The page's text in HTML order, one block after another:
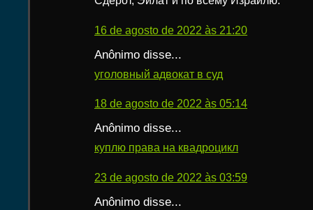
16 de agosto de 2022 às 21:20
Anônimo disse...
уголовный адвокат в суд
18 de agosto de 2022 às 05:14
Anônimo disse...
куплю права на квадроцикл
23 de agosto de 2022 às 03:59
Anônimo disse...